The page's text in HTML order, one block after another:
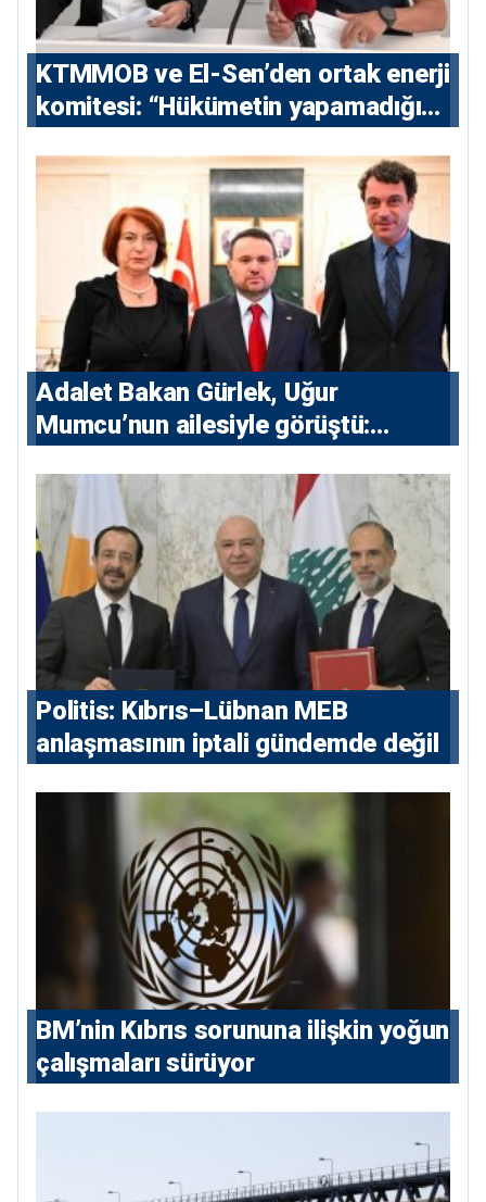
KTMMOB ve El-Sen’den ortak enerji
komitesi: “Hükümetin yapamadığını
Adalet Bakan Gürlek, Uğur
Mumcu’nun ailesiyle görüştü:
devlet isterse her olayı ortaya
çıkarır”
Politis: Kıbrıs–Lübnan MEB
anlaşmasının iptali gündemde değil
BM’nin Kıbrıs sorununa ilişkin yoğun
çalışmaları sürüyor